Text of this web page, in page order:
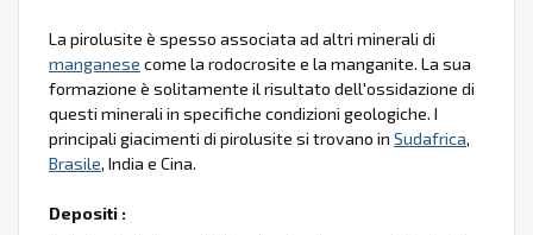
La pirolusite è spesso associata ad altri minerali di
manganese come la rodocrosite e la manganite. La sua
formazione è solitamente il risultato dell'ossidazione di
questi minerali in specifiche condizioni geologiche. I
principali giacimenti di pirolusite si trovano in Sudafrica,
Brasile, India e Cina.
Depositi :